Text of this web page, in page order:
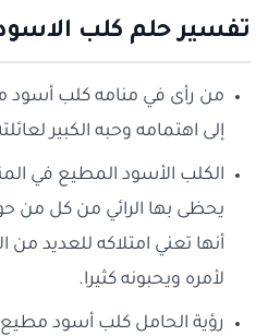
تفسير حلم كلب
من رأى في منامه كلب
إلى اهتمامه وحبه الكبير
الكلب الأسود المطيع في
يحظى بها الرائي من كل من
أنها تعني امتلاكه للعديد من
لأمره ويحبونه كثيرا.
رؤية الحامل كلب أسود مطيع